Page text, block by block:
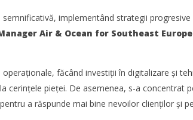
România 2026
Noua conexiune ferry
regiunea Mării Negre
Bianca
Florescu
implementând strategii progresive
Air & Ocean for Southeast Europe
făcând investiții în digitalizare și
cerințele pieței. De asemenea, s-a concentrat
a răspunde mai bine nevoilor clienților și